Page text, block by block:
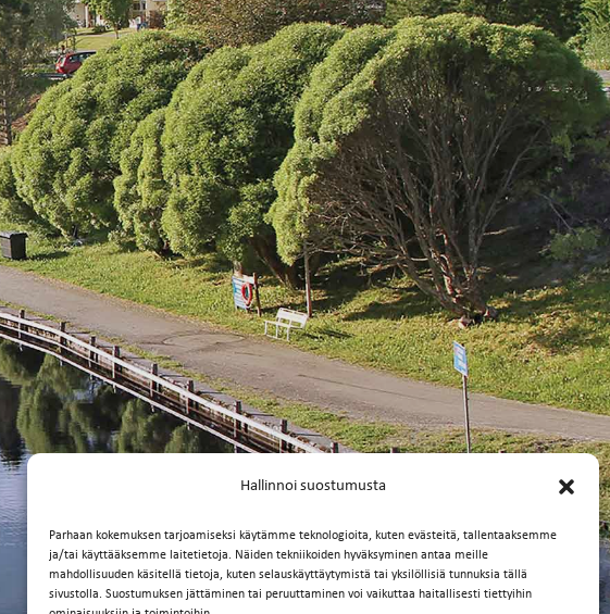
Hallinnoi suostumusta
Parhaan kokemuksen tarjoamiseksi käytämme teknologioita, kuten evästeitä, tallentaaksemme
ja/tai käyttääksemme laitetietoja. Näiden tekniikoiden hyväksyminen antaa meille
mahdollisuuden käsitellä tietoja, kuten selauskäyttäytymistä tai yksilöllisiä tunnuksia tällä
sivustolla. Suostumuksen jättäminen tai peruuttaminen voi vaikuttaa haitallisesti tiettyihin